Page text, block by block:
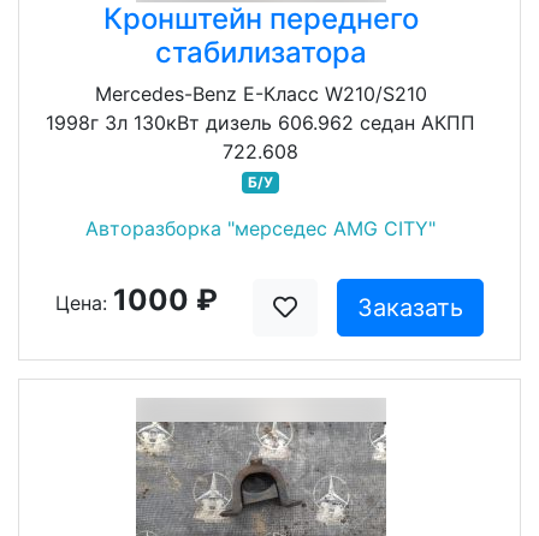
Кронштейн переднего
стабилизатора
Mercedes-Benz E-Класс W210/S210
1998г 3л 130кВт дизель 606.962 седан АКПП
722.608
Б/У
Авторазборка "мерседес AMG CITY"
Цена: 1000 ₽ Заказать